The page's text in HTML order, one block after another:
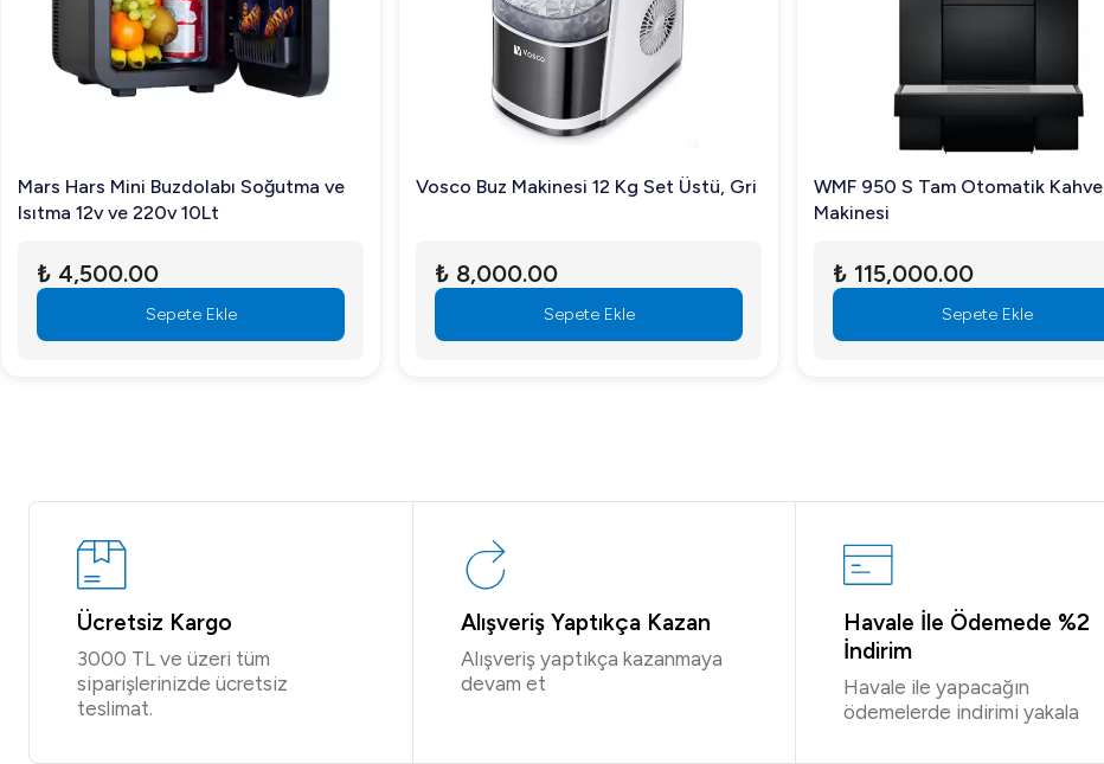
Mars Hars Mini Buzdolabı Soğutma ve
Isıtma 12v ve 220v 10Lt
₺ 4,500.00
Sepete Ekle
Vosco Buz Makinesi 12 Kg Set Üstü, Gri
₺ 8,000.00
Sepete Ekle
WMF 950 S Tam Otomatik Kahve
Makinesi
₺ 115,000.00
Sepete Ekle
Ücretsiz Kargo
3000 TL ve üzeri tüm
siparişlerinizde ücretsiz
teslimat.
Alışveriş Yaptıkça Kazan
Alışveriş yaptıkça kazanmaya
devam et
Havale İle Ödemede %2
İndirim
Havale ile yapacağın
ödemelerde indirimi yakala